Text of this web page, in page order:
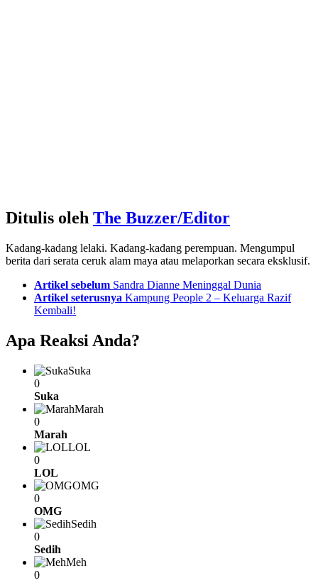
Ditulis oleh The Buzzer/Editor
Kadang-kadang lelaki. Kadang-kadang perempuan. Mengumpul
berita dari serata ceruk alam maya atau melaporkan secara eksklusif.
more
Artikel sebelum Sandra Dianne Meninggal Dunia
Artikel seterusnya Kampung People 2 – Keluarga Razif
Kembali!
Apa Reaksi Anda?
Suka
0
Suka
Marah
0
Marah
LOL
0
LOL
OMG
0
OMG
Sedih
0
Sedih
Meh
0